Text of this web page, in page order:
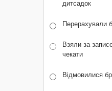
дитсадок
Перерахували
Взяли за
чекати
Відмовилися